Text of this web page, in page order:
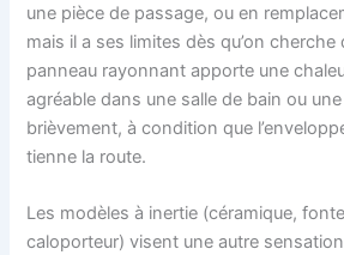
une pièce de passage, ou en
mais il a ses limites dès qu’on
panneau rayonnant apporte une
agréable dans une salle de bain ou
brièvement, à condition que
tienne la route.
Les modèles à inertie (céramique,
caloporteur) visent une autre